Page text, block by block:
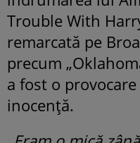
Trouble With
remarcată pe
precum
a fost o
inocență.